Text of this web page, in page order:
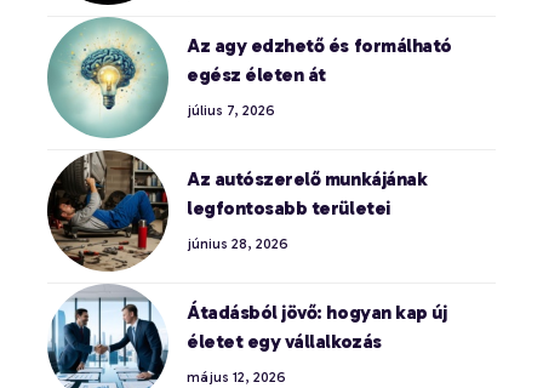
Az agy edzhető és formálható
egész életen át
július 7, 2026
Az autószerelő munkájának
legfontosabb területei
június 28, 2026
Átadásból jövő: hogyan kap új
életet egy vállalkozás
május 12, 2026